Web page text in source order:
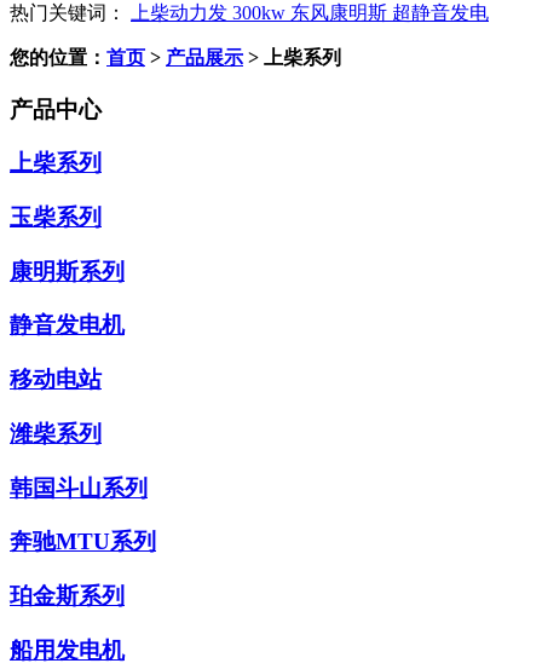
热门关键词： 上柴动力发 300kw 东风康明斯 超静音发电
您的位置： 首页 > 产品展示 > 上柴系列
产品中心
上柴系列
玉柴系列
康明斯系列
静音发电机
移动电站
潍柴系列
韩国斗山系列
奔驰MTU系列
珀金斯系列
船用发电机